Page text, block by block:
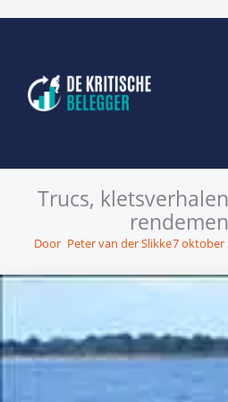
inhoud
Trucs,
Door Peter van der Slikke7 oktober